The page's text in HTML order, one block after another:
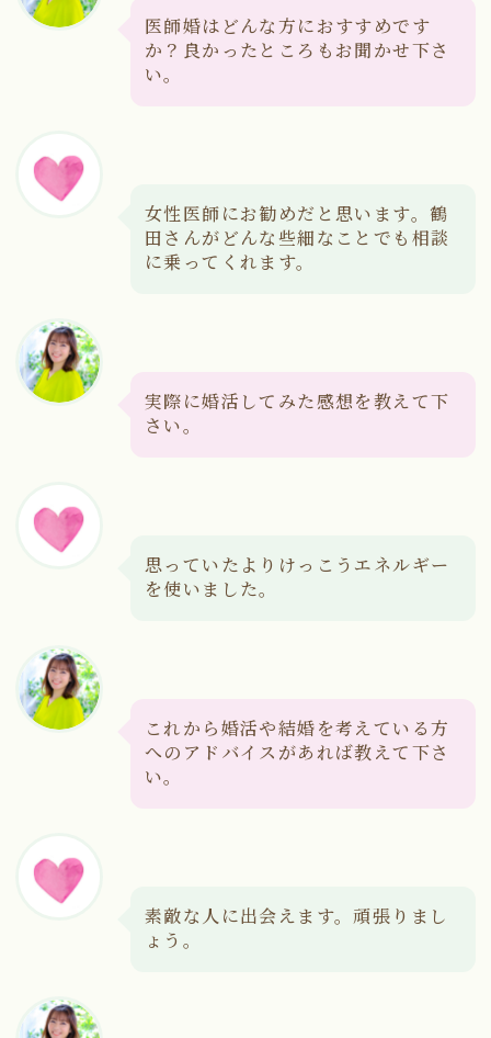
医師婚はどんな方におすすめです
か？良かったところもお聞かせ下さ
い。
女性医師にお勧めだと思います。鶴
田さんがどんな些細なことでも相談
に乗ってくれます。
実際に婚活してみた感想を教えて下
さい。
思っていたよりけっこうエネルギー
を使いました。
これから婚活や結婚を考えている方
へのアドバイスがあれば教えて下さ
い。
素敵な人に出会えます。頑張りまし
ょう。